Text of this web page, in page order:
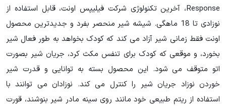
Response، آخرین تکنولوژی شرکت فیلیپس اونت، قابل استفاده از
نوزادی تا 18 ماهگی. شیشه شیر منحصر بفرد و جدیدترین محصول
اونت فقط زمانی شیر آزاد می کند که کودک بخواهد به طور فعال شیر
بخورد، و موقعی که کودک برای تنفس مکث کرد، جریان شیر بصورت
اتو متوقف می شود. این محصول بسته به توانایی و قدرت شیر
خوردن نوزاد جریان شیر را کنترل می کند. نوزادان می توانند با
استفاده از ریتم طبیعی خود مانند روی سینه مادر شیر بنوشند، قورت